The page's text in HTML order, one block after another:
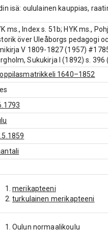
isä: oululainen kauppias,
ms., Index s. 51b; HYK ms.,
över Uleåborgs pedagogi
V 1809-1827 (1957)
Sukukirja I (1892) s. 396
1640–1852
merikapteeni
turkulainen merikapteeni
Oulun normaalikoulu